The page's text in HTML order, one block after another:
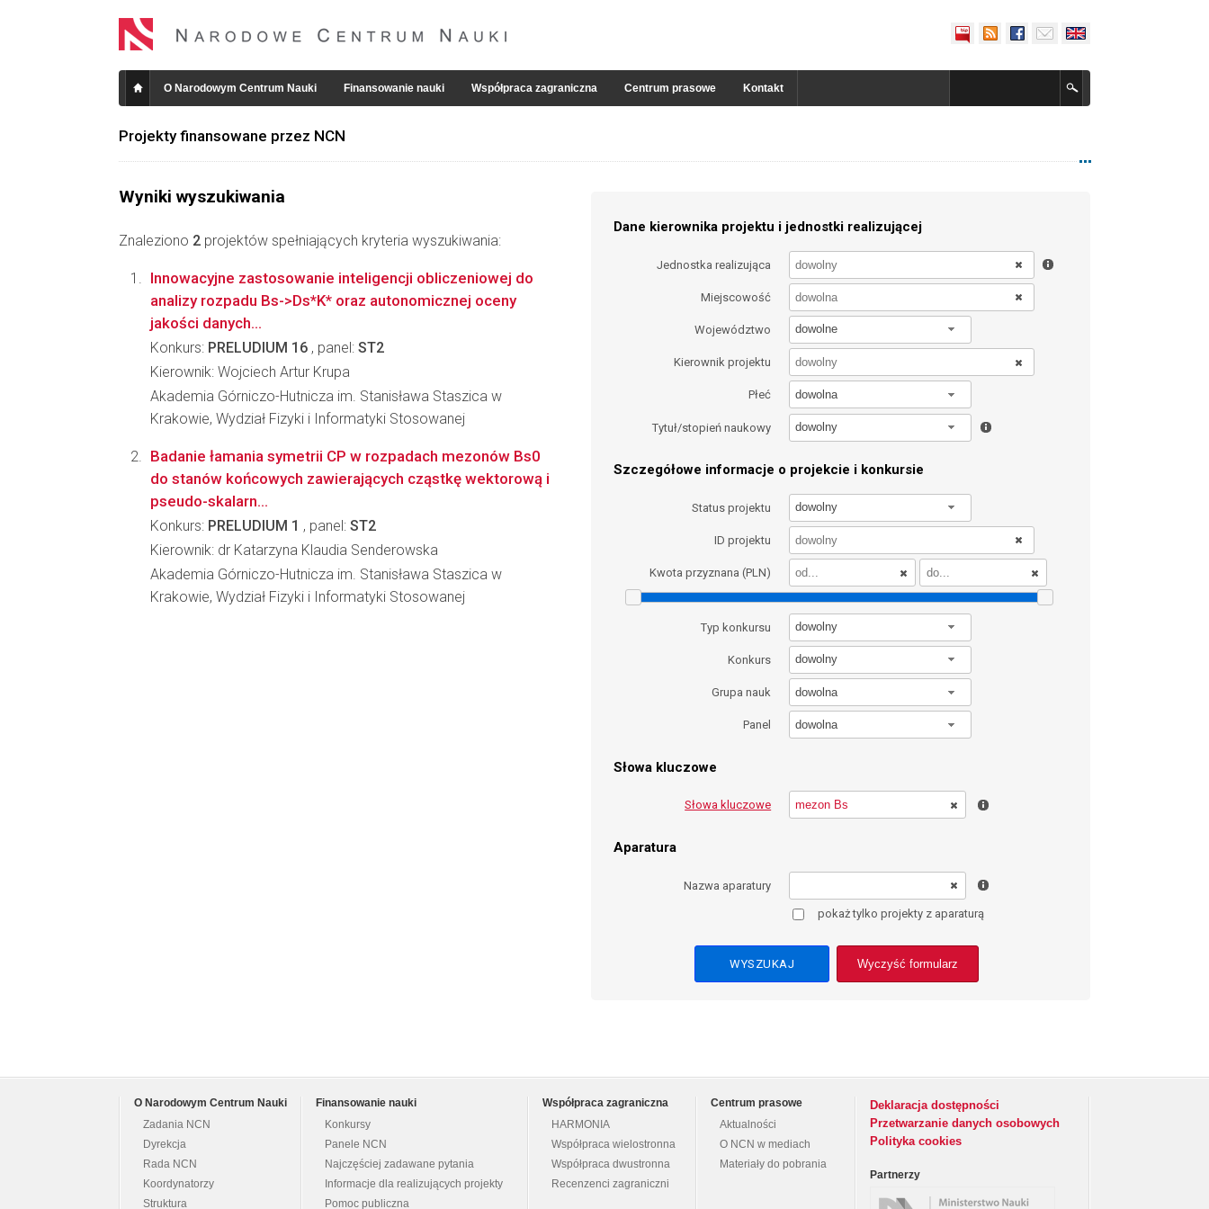
O Narodowym Centrum Nauki Finansowanie nauki Współpraca zagraniczna Centrum prasowe Kontakt
Projekty finansowane przez NCN
Wyniki wyszukiwania
Znaleziono 2 projektów spełniających kryteria wyszukiwania:
Dane kierownika projektu i jednostki realizującej
Jednostka realizująca
Miejscowość
Województwo dowolne
Kierownik projektu
Płeć dowolna
Tytuł/stopień naukowy dowolny
Szczegółowe informacje o projekcie i konkursie
Status projektu dowolny
ID projektu
Kwota przyznana (PLN)
Typ konkursu dowolny
Konkurs dowolny
Grupa nauk dowolna
Panel dowolna
Słowa kluczowe
Słowa kluczowe
Aparatura
Nazwa aparatury
pokaż tylko projekty z aparaturą
Wyczyść formularz
Innowacyjne zastosowanie inteligencji obliczeniowej do
analizy rozpadu Bs->Ds*K* oraz autonomicznej oceny
jakości danych...
Konkurs: PRELUDIUM 16 , panel: ST2
Kierownik: Wojciech Artur Krupa
Akademia Górniczo-Hutnicza im. Stanisława Staszica w
Krakowie, Wydział Fizyki i Informatyki Stosowanej
Badanie łamania symetrii CP w rozpadach mezonów Bs0
do stanów końcowych zawierających cząstkę wektorową i
pseudo-skalarn...
Konkurs: PRELUDIUM 1 , panel: ST2
Kierownik: dr Katarzyna Klaudia Senderowska
Akademia Górniczo-Hutnicza im. Stanisława Staszica w
Krakowie, Wydział Fizyki i Informatyki Stosowanej
O Narodowym Centrum Nauki
Zadania NCN
Dyrekcja
Rada NCN
Koordynatorzy
Struktura
Finansowanie nauki
Konkursy
Panele NCN
Najczęściej zadawane pytania
Informacje dla realizujących projekty
Pomoc publiczna
Współpraca zagraniczna
HARMONIA
Współpraca wielostronna
Współpraca dwustronna
Recenzenci zagraniczni
Centrum prasowe
Aktualności
O NCN w mediach
Materiały do pobrania
Deklaracja dostępności
Przetwarzanie danych osobowych
Polityka cookies
Partnerzy